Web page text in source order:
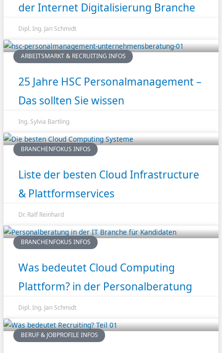
der Internet Digitalisierung Branche
Dipl. Ing. Jan Schmidt
ARBEITSMARKT & RECRUITING INFOS
25 Jahre HSC Personalmanagement –
Das sollten Sie wissen
Ing. Sylvia Bartling
BRANCHENFOKUS INFOS
Liste der besten Cloud Infrastructure
& Plattformservices
Dr. Ralf Reinhard
BRANCHENFOKUS INFOS
Was bedeutet Cloud Computing
Plattform? in der Personalberatung
Dipl. Ing. Jan Schmidt
BERUF & JOBPROFILE INFOS